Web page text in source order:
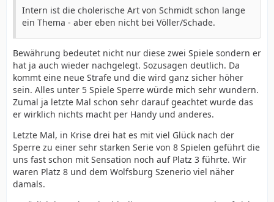
Intern ist die cholerische Art von Schmidt schon lange
ein Thema - aber eben nicht bei Völler/Schade.
Bewährung bedeutet nicht nur diese zwei Spiele sondern er
hat ja auch wieder nachgelegt. Sozusagen deutlich. Da
kommt eine neue Strafe und die wird ganz sicher höher
sein. Alles unter 5 Spiele Sperre würde mich sehr wundern.
Zumal ja letzte Mal schon sehr darauf geachtet wurde das
er wirklich nichts macht per Handy und anderes.
Letzte Mal, in Krise drei hat es mit viel Glück nach der
Sperre zu einer sehr starken Serie von 8 Spielen geführt die
uns fast schon mit Sensation noch auf Platz 3 führte. Wir
waren Platz 8 und dem Wolfsburg Szenerio viel näher
damals.